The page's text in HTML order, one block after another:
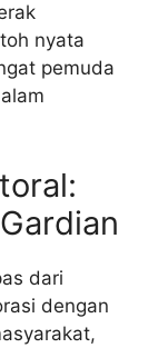
nyata
pemuda
dari
dengan